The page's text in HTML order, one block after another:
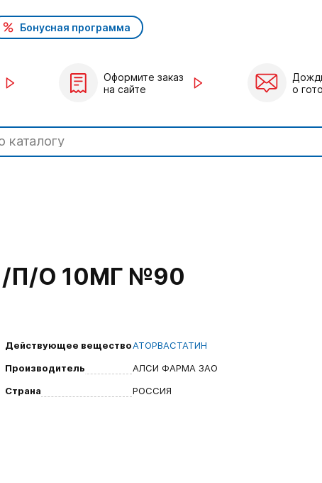
Бонусная программа
Оформите заказ
на сайте
о
П/О 10МГ №90
Действующее веществоАТОРВАСТАТИН
Производитель
АЛСИ ФАРМА ЗАО
Страна
РОССИЯ